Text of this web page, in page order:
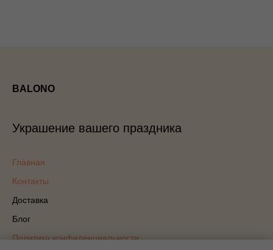
BALONO
Украшение вашего праздника
Главная
Контакты
Доставка
Блог
Политика конфиденциальности